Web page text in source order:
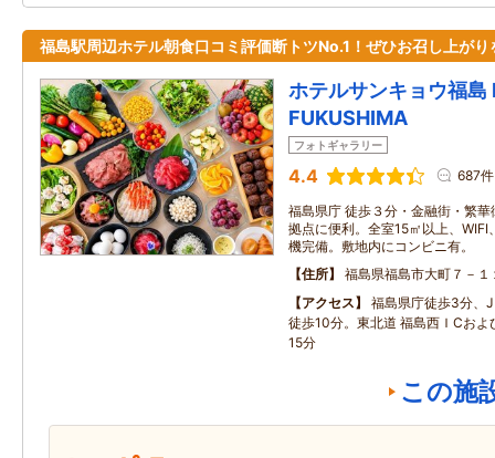
福島駅周辺ホテル朝食口コミ評価断トツNo.1！ぜひお召し上がり
ホテルサンキョウ福島
FUKUSHIMA
フォトギャラリー
4.4 687件
福島県庁 徒歩３分・金融街・繁
拠点に便利。全室15㎡以上、
機完備。敷地内にコンビニ有。
住所
福島県福島市大町７－１
アクセス
福島県庁徒歩3分、
徒歩10分。東北道 福島西ＩCおよ
15分
この施